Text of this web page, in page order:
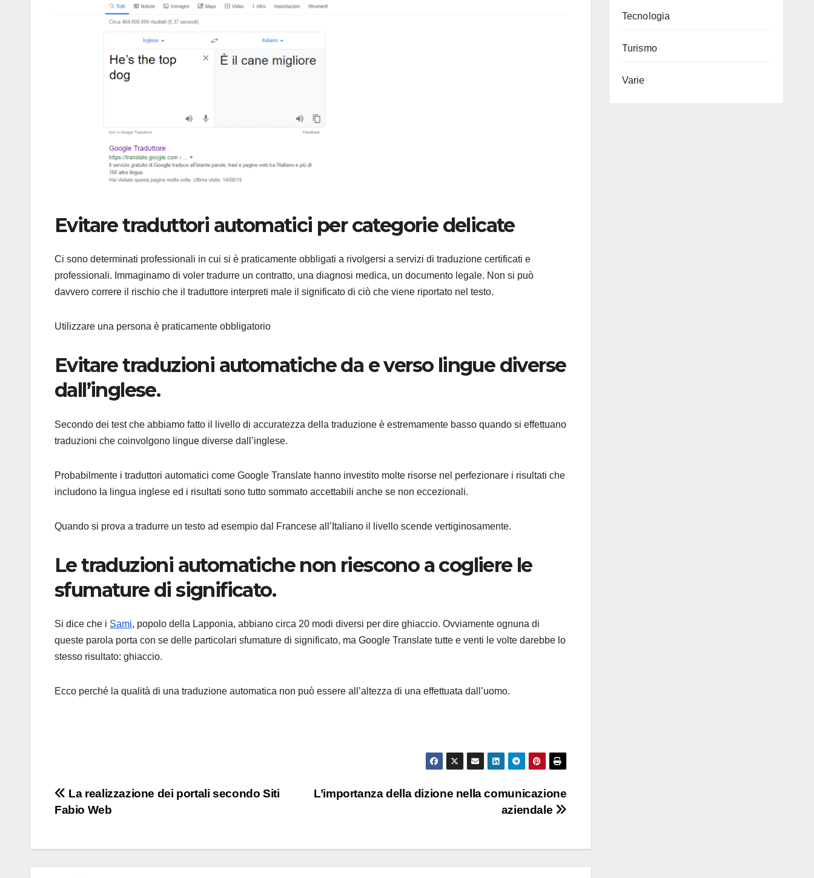
Evitare traduttori automatici per categorie delicate
Ci sono determinati professionali in cui si è praticamente obbligati a rivolgersi a servizi di traduzione certificati e
professionali. Immaginamo di voler tradurre un contratto, una diagnosi medica, un documento legale. Non si può
davvero correre il rischio che il traduttore interpreti male il significato di ciò che viene riportato nel testo.
Utilizzare una persona è praticamente obbligatorio
Evitare traduzioni automatiche da e verso lingue diverse
dall’inglese.
Secondo dei test che abbiamo fatto il livello di accuratezza della traduzione è estremamente basso quando si effettuano
traduzioni che coinvolgono lingue diverse dall’inglese.
Probabilmente i traduttori automatici come Google Translate hanno investito molte risorse nel perfezionare i risultati che
includono la lingua inglese ed i risultati sono tutto sommato accettabili anche se non eccezionali.
Quando si prova a tradurre un testo ad esempio dal Francese all’Italiano il livello scende vertiginosamente.
Le traduzioni automatiche non riescono a cogliere le
sfumature di significato.
Si dice che i Sami, popolo della Lapponia, abbiano circa 20 modi diversi per dire ghiaccio. Ovviamente ognuna di
queste parola porta con se delle particolari sfumature di significato, ma Google Translate tutte e venti le volte darebbe lo
stesso risultato: ghiaccio.
Ecco perché la qualità di una traduzione automatica non può essere all’altezza di una effettuata dall’uomo.
Navigazione
L’importanza della dizione nella comunicazione
aziendale
La realizzazione dei portali secondo Siti
Fabio Web
Tecnologia
Turismo
Varie